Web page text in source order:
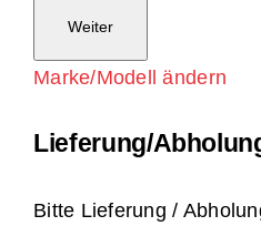
Weiter
Marke/Modell ändern
Lieferung/
Bitte Lieferung /